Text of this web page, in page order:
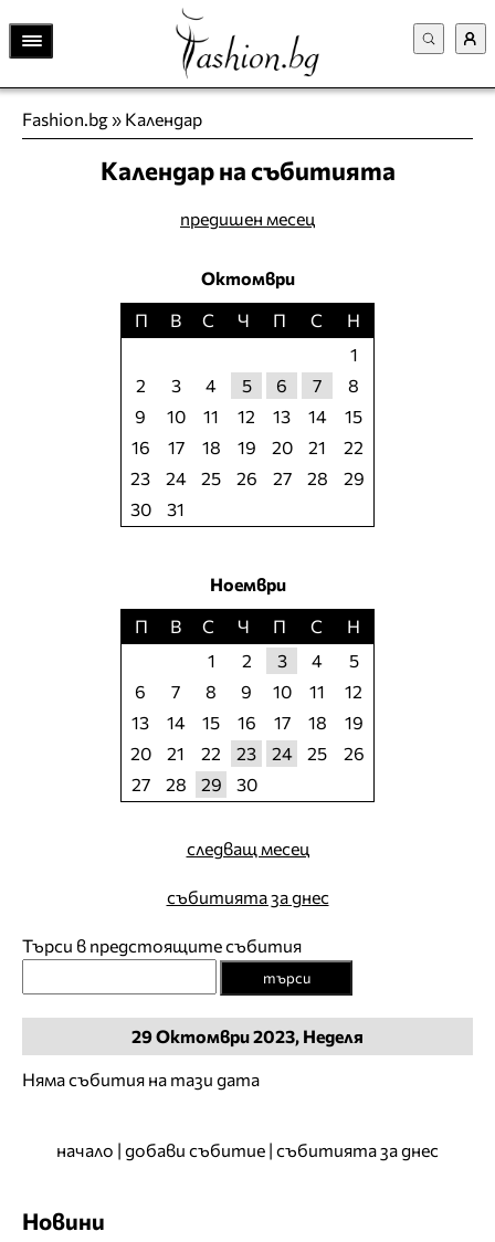
Fashion.bg» Календар
Календар на събитията
предишен месец
Октомври
П
В С Ч П С
Н
1
2
3 4 5 6 7
8
9
10 11 12 13 14
15
16
17 18 19 20 21
22
23
24 25 26 27 28
29
30
31
Ноември
П
В С Ч П С
Н
1
2 3 4
5
6
7 8 9 10 11
12
13
14 15 16 17 18
19
20
21 22 23 24 25
26
27
28 29 30
следващ месец
събитията за днес
Търси в предстоящите събития
търси
29Октомври2023, Неделя
Няма събития на тази дата
начало | добави събитие | събитията за днес
Новини